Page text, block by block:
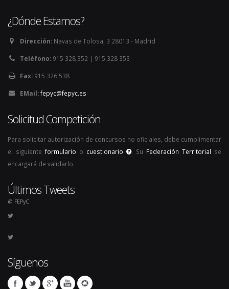
¿Dónde Estamos?
Dirección: Navas de Tolosa, 3 28013 - Madrid
Teléfono: 915 328 352 | 915 328 353
Fax: 915 326 538
EMail:fepyc@fepyc.es
Solicitud Competición
Para solicitar autorización de concursos no oficiales, debe cumplimentar
el siguiente formulario o cuestionario . Su Federación Territorial se
encargará de validarlo.
Últimos Tweets
@ FEPyC
Síguenos